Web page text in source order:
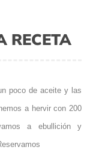
RECETA
poco de aceite y las
a hervir con 200
a ebullición y